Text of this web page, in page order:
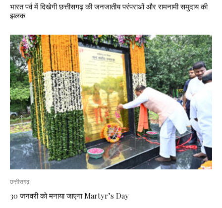
भारत पर्व में दिखेगी छत्तीसगढ़ की जनजातीय परंपराओं और रामनामी समुदाय की
झलक
छत्तीसगढ़
30 जनवरी को मनाया जाएगा Martyr’s Day